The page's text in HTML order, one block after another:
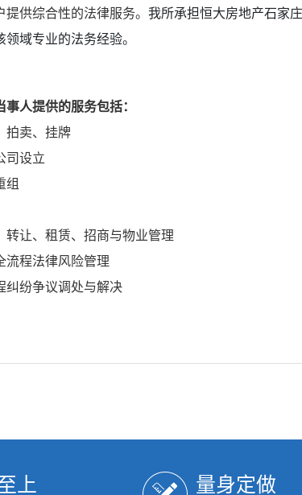
供综合性的法律服务。 我所承担恒大房地产石家
域专业的法务经验。
人提供的服务包括：
拍卖、挂牌
司设立
组
转让、租赁、招商与物业管理
流程法律风险管理
纠纷争议调处与解决
上 量身定做